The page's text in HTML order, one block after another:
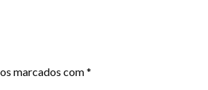
marcados com*